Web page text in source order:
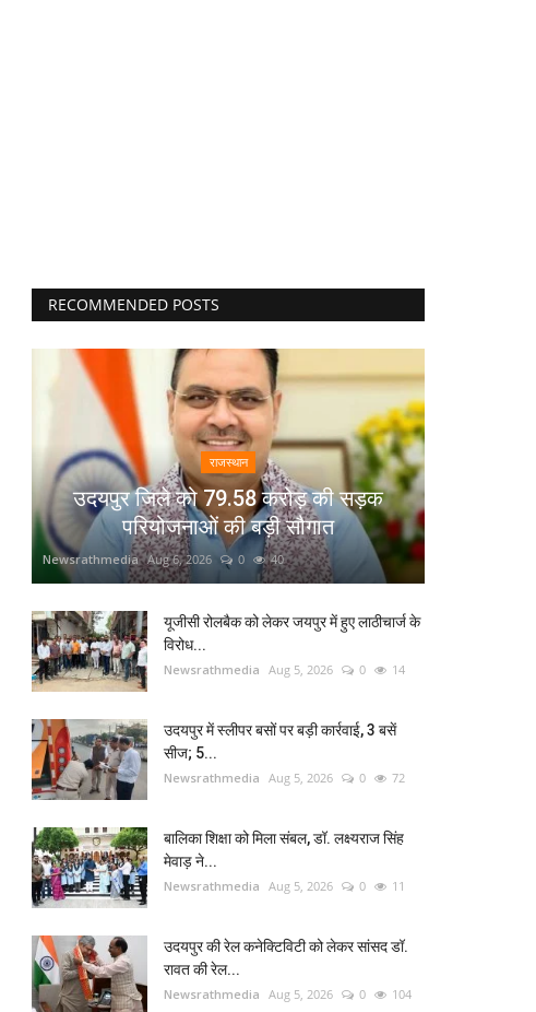
RECOMMENDED POSTS
राजस्थान
उदयपुर जिले को 79.58 करोड़ की सड़क
परियोजनाओं की बड़ी सौगात
Newsrathmedia Aug 6, 2026 0 40
यूजीसी रोलबैक को लेकर जयपुर में हुए लाठीचार्ज के
विरोध...
Newsrathmedia Aug 5, 2026 0 14
उदयपुर में स्लीपर बसों पर बड़ी कार्रवाई, 3 बसें
सीज; 5...
Newsrathmedia Aug 5, 2026 0 72
बालिका शिक्षा को मिला संबल, डॉ. लक्ष्यराज सिंह
मेवाड़ ने...
Newsrathmedia Aug 5, 2026 0 11
उदयपुर की रेल कनेक्टिविटी को लेकर सांसद डॉ.
रावत की रेल...
Newsrathmedia Aug 5, 2026 0 104